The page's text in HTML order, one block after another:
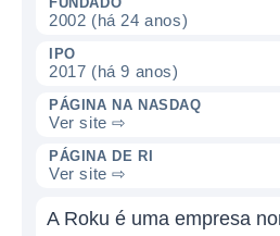
2002 (há 24 anos)
IPO
2017 (há 9 anos)
PÁGINA NA NASDAQ
Ver site ⇨
PÁGINA DE RI
Ver site ⇨
A Roku é uma empresa